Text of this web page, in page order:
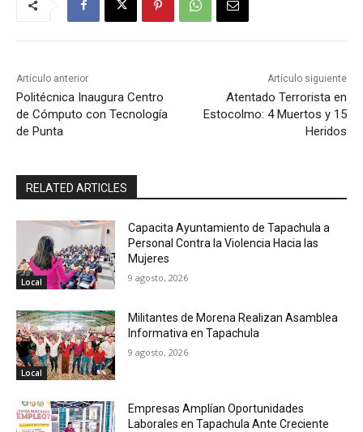
Artículo anterior
Politécnica Inaugura Centro
de Cómputo con Tecnología
de Punta
Artículo siguiente
Atentado Terrorista en
Estocolmo: 4 Muertos y 15
Heridos
RELATED ARTICLES
Local
Capacita Ayuntamiento de Tapachula a
Personal Contra la Violencia Hacia las
Mujeres
9 agosto, 2026
Local
Militantes de Morena Realizan Asamblea
Informativa en Tapachula
9 agosto, 2026
Empresas Amplían Oportunidades
Laborales en Tapachula Ante Creciente